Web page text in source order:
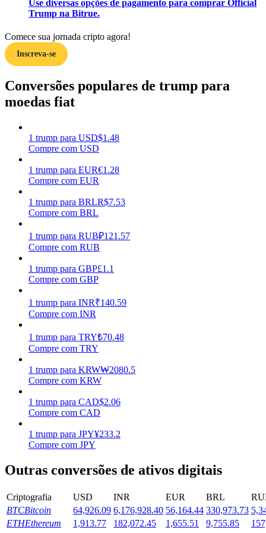
Porquinho poderoso
Ganhe recompensas competitivas diariamente
Estacamento
Altos retornos e acesso instantâneo
Launchpool
Staking flexível para ganhar tokens populares.
Use diversas opções de pagamento para comprar Official
Trump na Bitrue.
Comece sua jornada cripto agora!
Inscreva-se
Conversões populares de trump para
moedas fiat
1 trump para USD$1.48
Compre com USD
1 trump para EUR€1.28
Compre com EUR
1 trump para BRLR$7.53
Compre com BRL
1 trump para RUB₽121.57
Compre com RUB
1 trump para GBP£1.1
Compre com GBP
1 trump para INR₹140.59
Compre com INR
1 trump para TRY₺70.48
Compre com TRY
1 trump para KRW₩2080.5
Compre com KRW
1 trump para CAD$2.06
Compre com CAD
1 trump para JPY¥233.2
Compre com JPY
Outras conversões de ativos digitais
Criptografia USD INR EUR BRL
BTCBitcoin 64,926.09 6,176,928.40 56,164.44 330,973.73
ETHEthereum 1,913.77 182,072.45 1,655.51 9,755.85